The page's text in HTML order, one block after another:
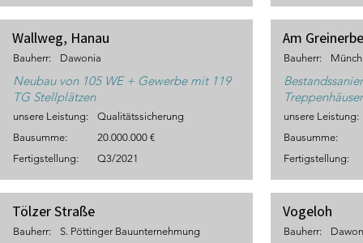
Wallweg, Hanau
Bauherr: Dawonia
Neubau von 105 WE + Gewerbe mit 119
TG Stellplätzen
unsere Leistung:
Bausumme:
Fertigstellung:
Qualitätssicherung
20.000.000 €
Q3/2021
Tölzer Straße
Bauherr: S. Pöttinger Bauunternehmung
Am
Bauherr:
unsere Leistung:
Bausumme:
Fertigstellung:
Vogeloh
Bauherr: